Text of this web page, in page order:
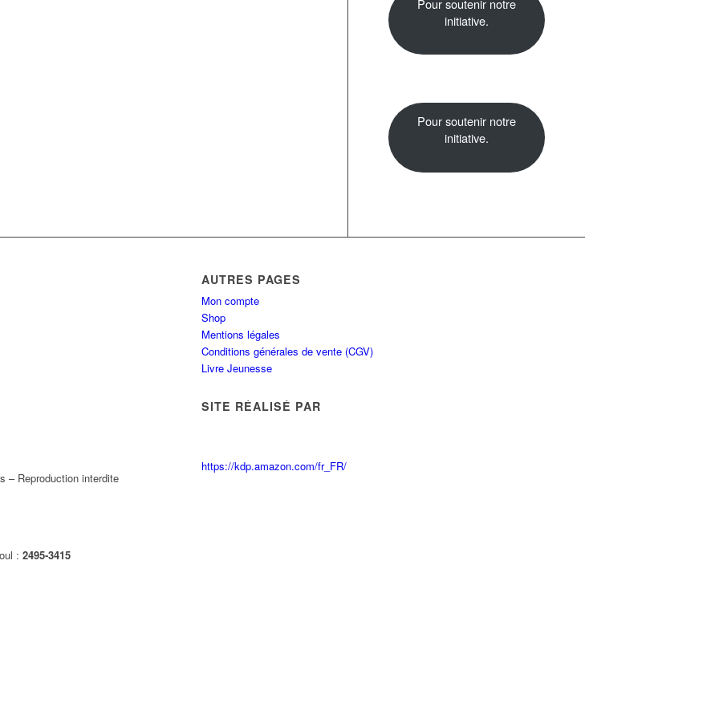
initiative.
Pour soutenir notre
initiative.
– Reproduction interdite
: 2495-3415
AUTRES PAGES
Mon compte
Shop
Mentions légales
Conditions générales de vente (CGV)
Livre Jeunesse
SITE RÉALISÉ PAR
https://kdp.amazon.com/fr_FR/